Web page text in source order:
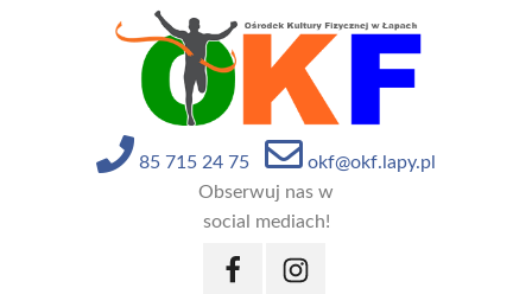
85 715 24 75
okf@okf.lapy.pl
Obserwuj nas w
social mediach!
FacebookInstagram